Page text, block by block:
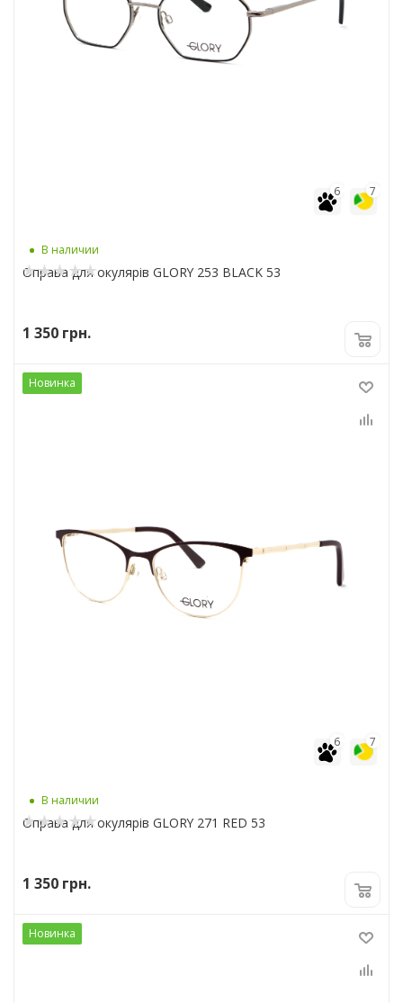
7
6
В наличии
Оправа для окулярів GLORY 253 BLACK 53
1 350 грн.
Новинка
7
6
В наличии
Оправа для окулярів GLORY 271 RED 53
1 350 грн.
Новинка